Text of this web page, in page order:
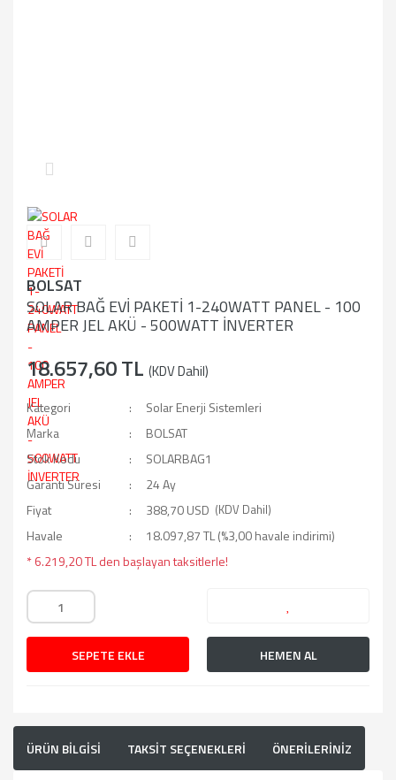
BOLSAT
SOLAR BAĞ EVİ PAKETİ 1-240WATT PANEL - 100
AMPER JEL AKÜ - 500WATT İNVERTER
18.657,60 TL (KDV Dahil)
Kategori
Solar Enerji Sistemleri
Marka
BOLSAT
Stok Kodu
SOLARBAG1
Garanti Süresi
24 Ay
Fiyat
388,70 USD (KDV Dahil)
Havale
18.097,87 TL (%3,00 havale indirimi)
* 6.219,20 TL den başlayan taksitlerle!
SEPETE EKLE HEMEN AL
ÜRÜN BİLGİSİ TAKSİT SEÇENEKLERİ ÖNERİLERİNİZ